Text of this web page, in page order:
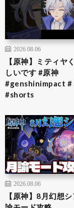
2026.08.06
【原神】ミティヤ
しいです #原神
#genshinimpact #
#shorts
2026.08.06
【原神】8月幻想